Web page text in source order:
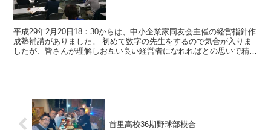
平成29年2月20日18：30からは、中小企業家同友会主催の経営指針作
成塾補講がありました。 初めて数字の先生をするので気合が入りま
したが、皆さんが理解しお互い良い経営者になれればとの思いで精い
首里高校36期野球部模合